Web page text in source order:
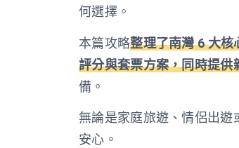
何選擇。
本篇攻略整理了南灣 6 大核
評分與套票方案，同時提
備。
無論是家庭旅遊、情侶出
安心。